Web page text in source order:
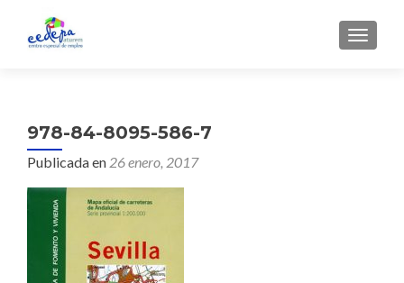
978-84-8095-586-7
Publicada en 26 enero, 2017